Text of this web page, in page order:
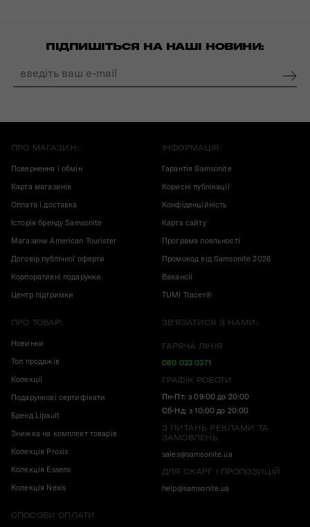
ПІДПИШІТЬСЯ НА НАШІ НОВИНИ:
ПРО МАГАЗИН:
Повернення і обмін
Карта магазинів
Оплата і доставка
Історія бренду Samsonite
Магазини American Tourister
Договір публічної оферти
Корпоративні подарунки
Центр підтримки
ІНФОРМАЦІЯ:
Гарантія Samsonite
Корисні публікації
Конфіденційність
Карта сайту
Програма лояльності
Промокод від Samsonite 2026
Вакансії
TUMI Tracer®
ПРО ТОВАР:
Новинки
Топ продажів
Колекції
Подарункові сертифікати
Бренд Lipault
Знижка на комплект товарів
Колекція Proxis
Колекція Essens
Колекція Nexis
ЗВ'ЯЗАТИСЯ З НАМИ:
ГАРЯЧА ЛІНІЯ
080 033 0371
ГРАФІК РОБОТИ
Пн-Пт: з 09:00 до 20:00
Сб-Нд: з 10:00 до 20:00
З ПИТАНЬ РЕКЛАМИ ТА
ЗАМОВЛЕНЬ
sales@samsonite.ua
ДЛЯ СКАРГ І ПРОПОЗИЦІЙ
help@samsonite.ua
СПОСОБИ ОПЛАТИ